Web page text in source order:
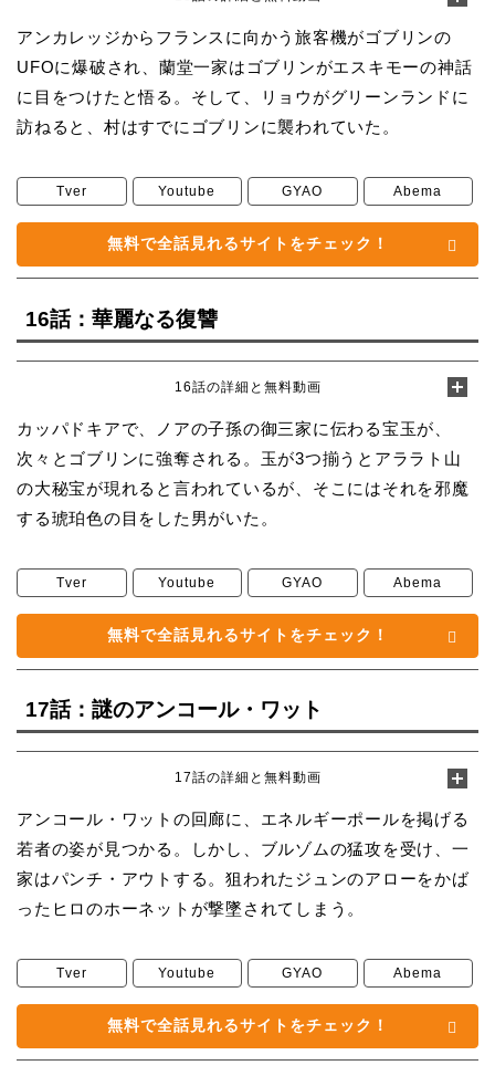
アンカレッジからフランスに向かう旅客機がゴブリンの
UFOに爆破され、蘭堂一家はゴブリンがエスキモーの神話
に目をつけたと悟る。そして、リョウがグリーンランドに
訪ねると、村はすでにゴブリンに襲われていた。
Tver Youtube GYAO Abema
無料で全話見れるサイトをチェック！
16話：華麗なる復讐
16話の詳細と無料動画
カッパドキアで、ノアの子孫の御三家に伝わる宝玉が、
次々とゴブリンに強奪される。玉が3つ揃うとアララト山
の大秘宝が現れると言われているが、そこにはそれを邪魔
する琥珀色の目をした男がいた。
Tver Youtube GYAO Abema
無料で全話見れるサイトをチェック！
17話：謎のアンコール・ワット
17話の詳細と無料動画
アンコール・ワットの回廊に、エネルギーポールを掲げる
若者の姿が見つかる。しかし、ブルゾムの猛攻を受け、一
家はパンチ・アウトする。狙われたジュンのアローをかば
ったヒロのホーネットが撃墜されてしまう。
Tver Youtube GYAO Abema
無料で全話見れるサイトをチェック！